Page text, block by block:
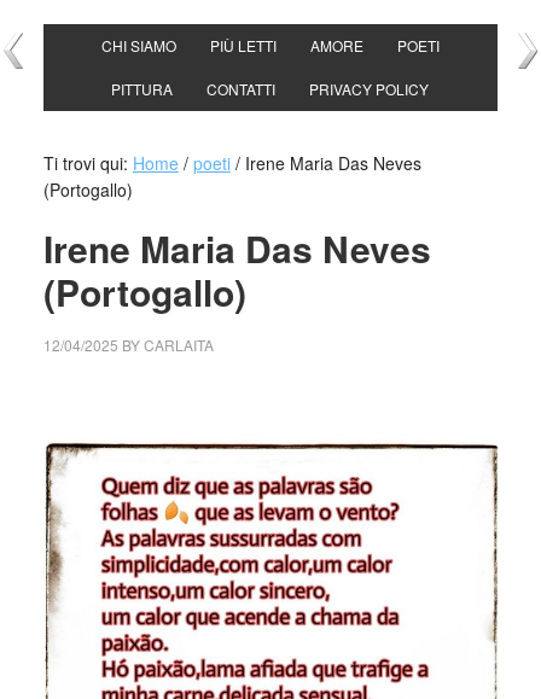
CHI SIAMO PIÙ LETTI AMORE POETI
PITTURA CONTATTI PRIVACY POLICY
Ti trovi qui: Home / poeti /Irene Maria Das Neves
(Portogallo)
Irene Maria Das Neves
(Portogallo)
12/04/2025 BYCARLAITA